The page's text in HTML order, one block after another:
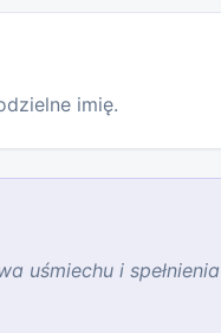
imię.
uśmiechu i spełnienia